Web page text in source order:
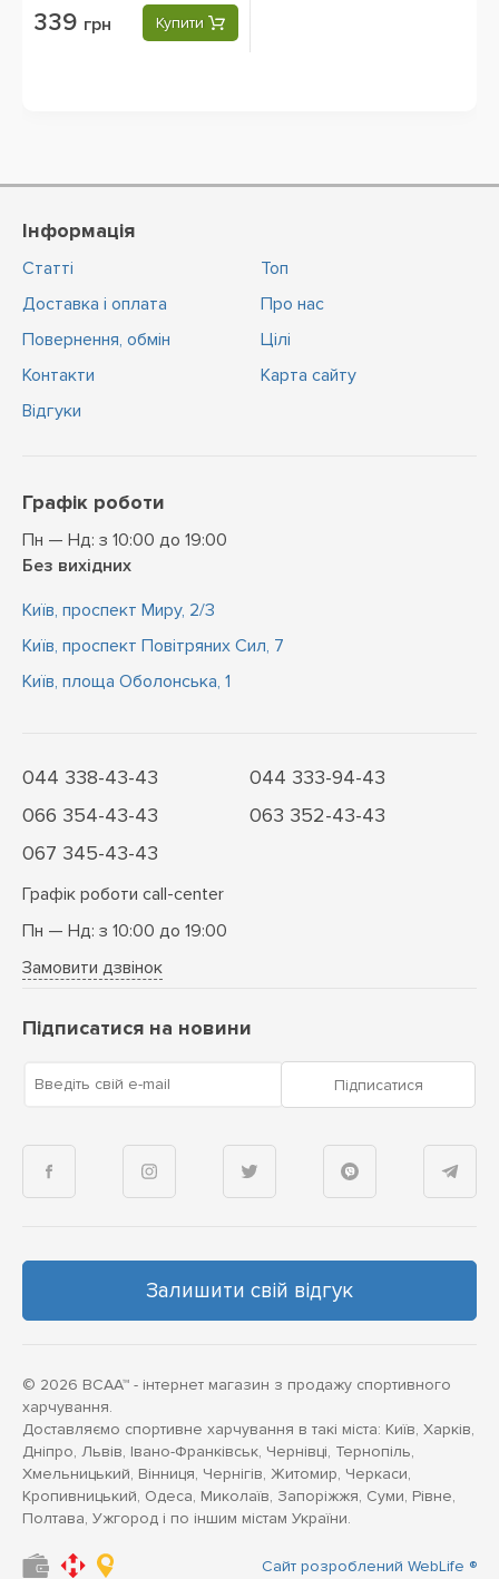
339 грн Купити
Інформація
Статті
Доставка і оплата
Повернення, обмін
Контакти
Відгуки
Топ
Про нас
Цiлi
Карта сайту
Графік роботи
Пн — Нд: з 10:00 до 19:00
Без вихідних
Київ, проспект Миру, 2/3
Київ, проспект Повітряних Сил, 7
Київ, площа Оболонська, 1
044 338-43-43
044 333-94-43
066 354-43-43
063 352-43-43
067 345-43-43
Графік роботи call-center
Пн — Нд: з 10:00 до 19:00
Замовити дзвінок
Підписатися на новини
Введіть свій e-mail Підписатися
Залишити свій відгук
© 2026 BCAA™ - інтернет магазин з продажу спортивного
харчування.
Доставляємо спортивне харчування в такі міста: Київ, Харків,
Дніпро, Львів, Івано-Франківськ, Чернівці, Тернопіль,
Хмельницький, Вінниця, Чернігів, Житомир, Черкаси,
Кропивницький, Одеса, Миколаїв, Запоріжжя, Суми, Рівне,
Полтава, Ужгород і по іншим містам України.
Сайт розроблений WebLife ®